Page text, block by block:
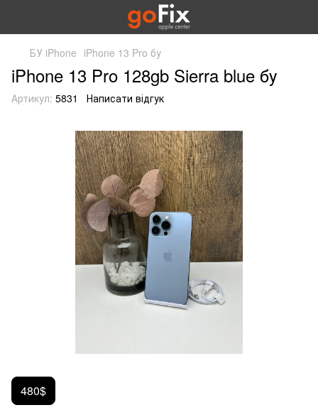
БУ iPhone iPhone 13 Pro бу
iPhone 13 Pro 128gb Sierra blue бу
Артикул: 5831 Написати відгук
480$